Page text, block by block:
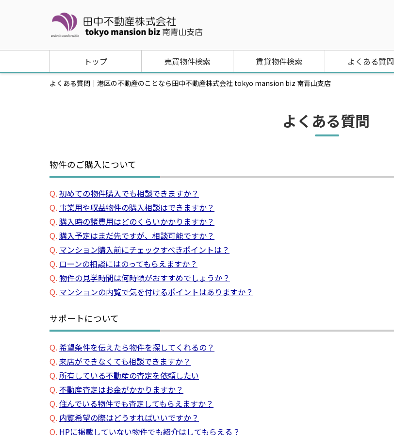
トップ 売買物件検索 賃貸物件検索 よくある質問
よくある質問｜港区の不動産のことなら田中不動産株式会社 tokyo mansion biz 南青山支店
よくある質問
物件のご購入について
Q. 初めての物件購入でも相談できますか？
Q. 事業用や収益物件の購入相談はできますか？
Q. 購入時の諸費用はどのくらいかかりますか？
Q. 購入予定はまだ先ですが、相談可能ですか？
Q. マンション購入前にチェックすべきポイントは？
Q. ローンの相談にはのってもらえますか？
Q. 物件の見学時間は何時頃がおすすめでしょうか？
Q. マンションの内覧で気を付けるポイントはありますか？
サポートについて
Q. 希望条件を伝えたら物件を探してくれるの？
Q. 来店ができなくても相談できますか？
Q. 所有している不動産の査定を依頼したい
Q. 不動産査定はお金がかかりますか？
Q. 住んでいる物件でも査定してもらえますか？
Q. 内覧希望の際はどうすればいいですか？
Q. HPに掲載していない物件でも紹介はしてもらえる？